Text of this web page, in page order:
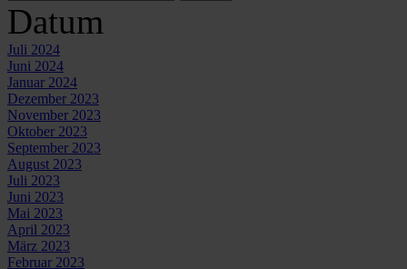
Datum
Juli 2024
Juni 2024
Januar 2024
Dezember 2023
November 2023
Oktober 2023
September 2023
August 2023
Juli 2023
Juni 2023
Mai 2023
April 2023
März 2023
Februar 2023